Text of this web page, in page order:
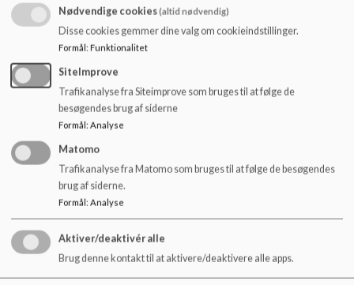
Rettighedsskole
Hvad er en rettighedsskole?
Nødvendige cookies(altid nødvendig)
Disse cookies gemmer dine valg om cookieindstillinger.
Formål: Funktionalitet
SiteImprove
Trafikanalyse fra Siteimprove som bruges til at følge de
besøgendes brug af siderne
Formål: Analyse
Matomo
Trafikanalyse fra Matomo som bruges til at følge de besøgendes
brug af siderne.
Formål: Analyse
Aktiver/deaktivér alle
Brug denne kontakt til at aktivere/deaktivere alle apps.